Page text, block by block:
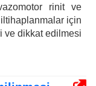
rinit ve
için
ve dikkat edilmesi